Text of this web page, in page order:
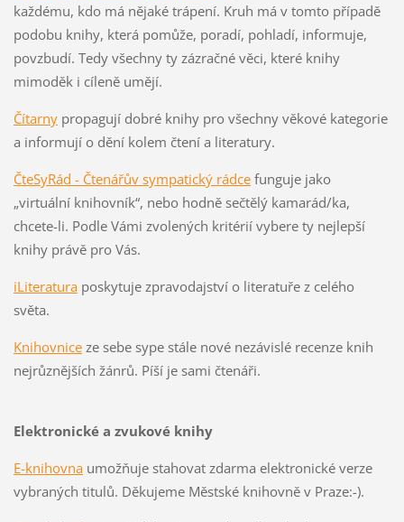
každému, kdo má nějaké trápení. Kruh má v tomto případě
podobu knihy, která pomůže, poradí, pohladí, informuje,
povzbudí. Tedy všechny ty zázračné věci, které knihy
mimoděk i cíleně umějí.
Čítarnypropagují dobré knihy pro všechny věkové kategorie
a informují o dění kolem čtení a literatury.
ČteSyRád - Čtenářův sympatický rádcefunguje jako
„virtuální knihovník“, nebo hodně sečtělý kamarád/ka,
chcete-li. Podle Vámi zvolených kritérií vybere ty nejlepší
knihy právě pro Vás.
iLiteraturaposkytuje zpravodajství o literatuře z celého
světa.
Knihovniceze sebe sype stále nové nezávislé recenze knih
nejrůznějších žánrů. Píší je sami čtenáři.
Elektronické a zvukové knihy
E-knihovnaumožňuje stahovat zdarma elektronické verze
vybraných titulů. Děkujeme Městské knihovně v Praze:-).